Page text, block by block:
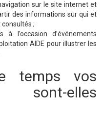
sur le site internet et
des informations sur qui et
;
à l’occasion d’événements
AIDE pour illustrer les
temps vos
elles